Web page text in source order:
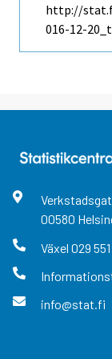
http://
016-12-
00580
Växel 029
info@stat.fi